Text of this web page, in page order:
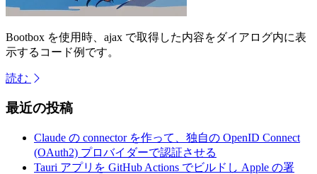
Bootbox を使用時、ajax で取得した内容をダイアログ内に表
示するコード例です。
読む
最近の投稿
Claude の connector を作って、独自の OpenID Connect
(OAuth2) プロバイダーで認証させる
Tauri アプリを GitHub Actions でビルドし Apple の署